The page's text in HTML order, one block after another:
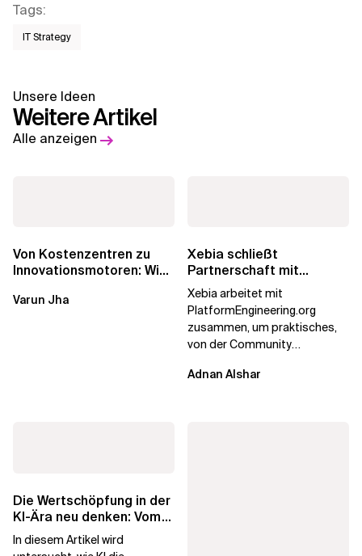
Tags:
IT Strategy
Unsere Ideen
Weitere Artikel
Alle anzeigen
Von Kostenzentren zu
Innovationsmotoren: Wie
umgeschrieben...
Varun Jha
Xebia schließt
Partnerschaft mit
PlatformEngineering.org
Xebia arbeitet mit
PlatformEngineering.org
zusammen, um praktisches,
von der Community
Engineering voranzutreiben,
Adnan Alshar
Die Wertschöpfung in der
KI-Ära neu denken: Vom
agilen Altbestand zu...
In diesem Artikel wird